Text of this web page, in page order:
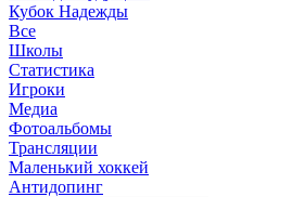
Кубок Надежды
Все
Школы
Статистика
Игроки
Медиа
Фотоальбомы
Трансляции
Маленький хоккей
Антидопинг